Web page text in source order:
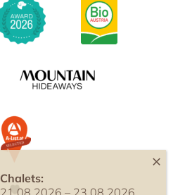
Chalets:
21.08.2026 – 23.08.2026